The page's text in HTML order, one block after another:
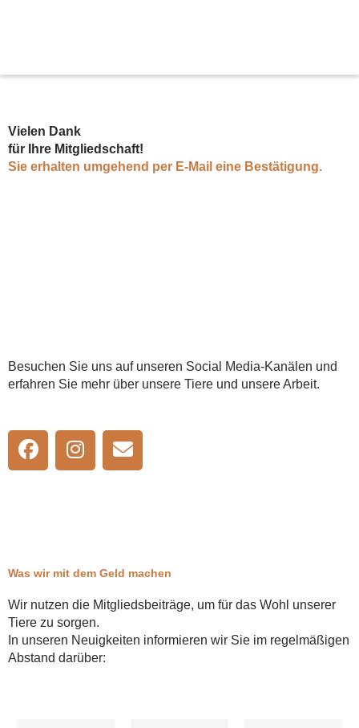
Vielen Dank
für Ihre Mitgliedschaft!
Sie erhalten umgehend per E-Mail eine Bestätigung.
Besuchen Sie uns auf unseren Social Media-Kanälen und
erfahren Sie mehr über unsere Tiere und unsere Arbeit.
F
a
k
I
n
a
m
E
n
e
Was wir mit dem Geld machen
Wir nutzen die Mitgliedsbeiträge, um für das Wohl unserer
Tiere zu sorgen.
In unseren Neuigkeiten informieren wir Sie im regelmäßigen
Abstand darüber: